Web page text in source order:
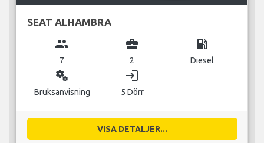
SEAT ALHAMBRA
group
7
business_center
2
local_gas_station
Diesel
miscellaneous_services
Bruksanvisning
login
5 Dörr
VISA DETALJER...